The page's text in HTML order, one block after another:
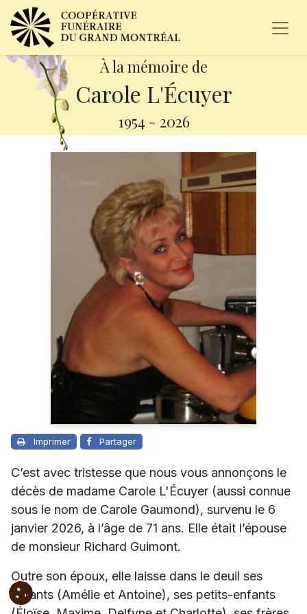
À la mémoire de
Carole L'Écuyer
1954 - 2026
Imprimer Partager
C’est avec tristesse que nous vous annonçons le
décès de madame Carole L'Écuyer (aussi connue
sous le nom de Carole Gaumond), survenu le 6
janvier 2026, à l’âge de 71 ans. Elle était l’épouse
de monsieur Richard Guimont.
Outre son époux, elle laisse dans le deuil ses
enfants (Amélie et Antoine), ses petits-enfants